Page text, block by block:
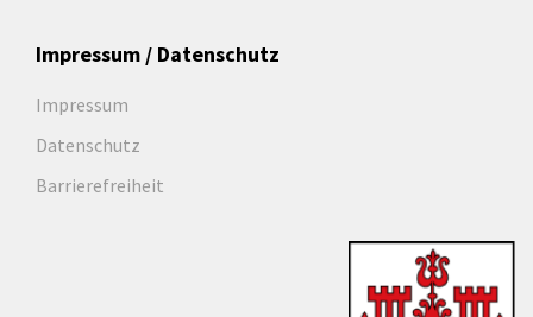
Impressum / Datenschutz
Impressum
Datenschutz
Barrierefreiheit